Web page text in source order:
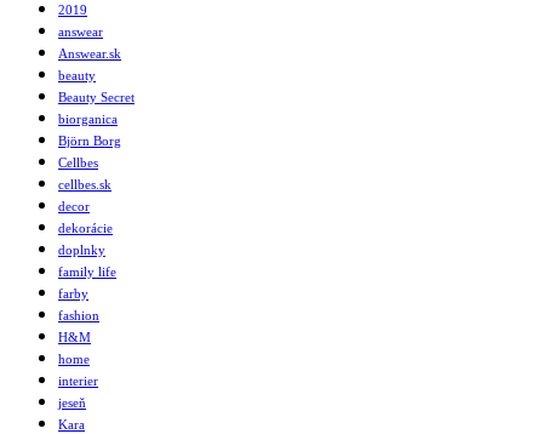
2019
answear
Answear.sk
beauty
Beauty Secret
biorganica
Björn Borg
Cellbes
cellbes.sk
decor
dekorácie
doplnky
family life
farby
fashion
H&M
home
interier
jeseň
Kara